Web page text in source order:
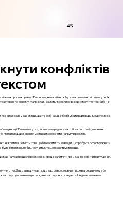
Login
конфліктів
простих правил. По-перше, намагайтеся бути максимально чіткими у своїх
по-різному. Наприклад, замість "можливо" використовуйте "так" або "ні",
викликало у вас емоції, дайте собі час, щоб обдумати відповідь. Це допоможе
Вони можуть допомогти передати настрій вашого повідомлення і
Наприклад, додавання усмішки може зняти напругу в розмові.
як критика. Замість того, щоб говорити "ти завжди...", спробуйте сформулювати
б приємно, якби..." звучить м’якше і конструктивніше.
мав на увазі ваш співрозмовник, краще запитати про це, аніж робити припущення.
чи стилі. Якщо ви відчуваєте, що ваш співрозмовник пише в агресивному або
на тому, що саме говориться, а не на тому, як це звучить. Це дозволить вам